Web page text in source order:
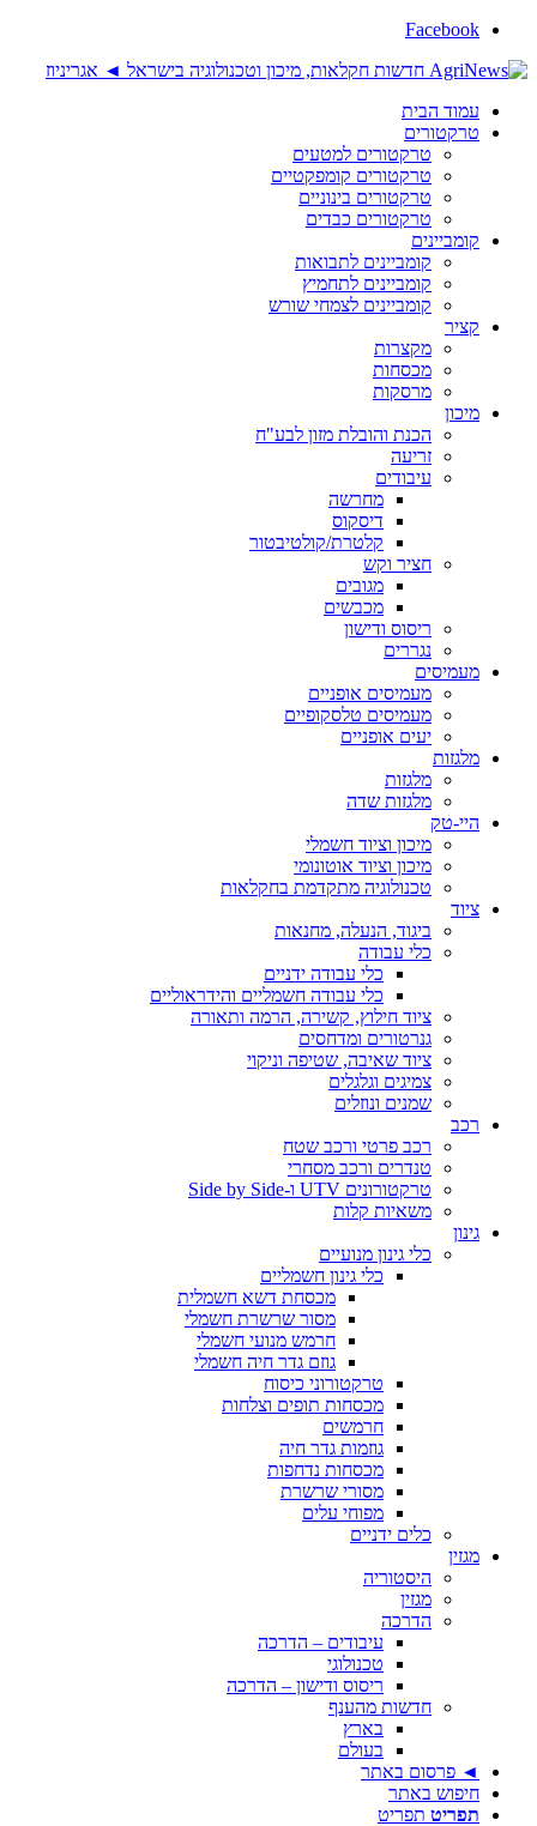
Facebook
עמוד הבית
טרקטורים
טרקטורים למטעים
טרקטורים קומפקטיים
טרקטורים בינוניים
טרקטורים כבדים
קומביינים
קומביינים לתבואות
קומביינים לתחמיץ
קומביינים לצמחי שורש
קציר
מקצרות
מכסחות
מרסקות
מיכון
הכנת והובלת מזון לבע"ח
זריעה
עיבודים
מחרשה
דיסקוס
קלטרת/קולטיבטור
חציר וקש
מגובים
מכבשים
ריסוס ודישון
נגררים
מעמיסים
מעמיסים אופניים
מעמיסים טלסקופיים
יעים אופניים
מלגזות
מלגזות
מלגזות שדה
היי-טק
מיכון וציוד חשמלי
מיכון וציוד אוטונומי
טכנולוגיה מתקדמת בחקלאות
ציוד
ביגוד, הנעלה, מחנאות
כלי עבודה
כלי עבודה ידניים
כלי עבודה חשמליים והידראוליים
ציוד חילוץ, קשירה, הרמה ותאורה
גנרטורים ומדחסים
ציוד שאיבה, שטיפה וניקוי
צמיגים וגלגלים
שמנים ונוזלים
רכב
רכב פרטי ורכב שטח
טנדרים ורכב מסחרי
טרקטורונים UTV ו-Side by Side
משאיות קלות
גינון
כלי גינון מנועיים
כלי גינון חשמליים
מכסחת דשא חשמלית
מסור שרשרת חשמלי
חרמש מנועי חשמלי
גוזם גדר חיה חשמלי
טרקטורוני כיסוח
מכסחות תופים וצלחות
חרמשים
גוזמות גדר חיה
מכסחות נדחפות
מסורי שרשרת
מפוחי עלים
כלים ידניים
מגזין
היסטוריה
מגזין
הדרכה
עיבודים – הדרכה
טכנולוגי
ריסוס ודישון – הדרכה
חדשות מהענף
בארץ
בעולם
◄ פרסום באתר
חיפוש באתר
תפריט תפריט